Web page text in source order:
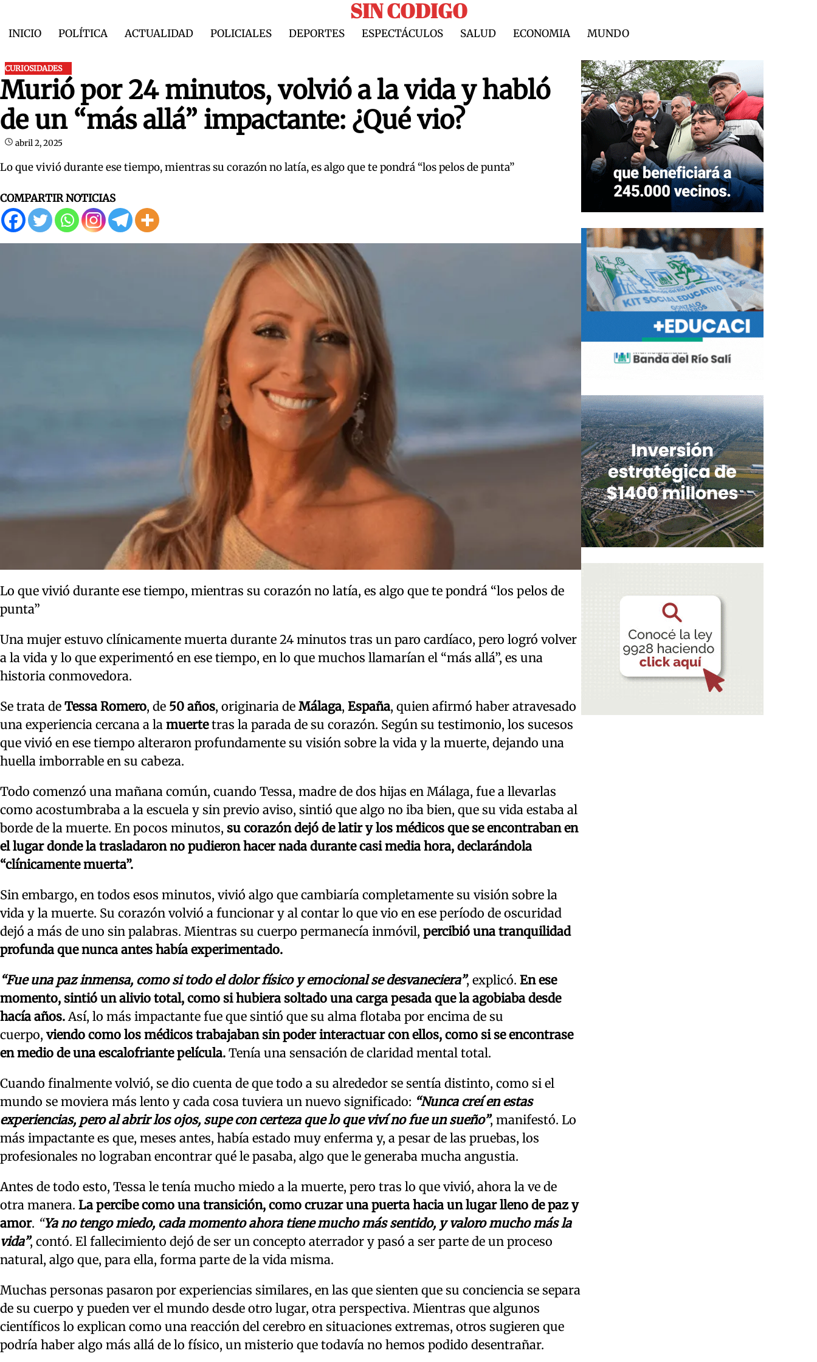
content
SIN CODIGO
INICIO POLÍTICA ACTUALIDAD POLICIALES DEPORTES ESPECTÁCULOS SALUD ECONOMIA MUNDO
CURIOSIDADES
Murió por 24 minutos, volvió a la vida y habló
de un “más allá” impactante: ¿Qué vio?
abril 2, 2025
Lo que vivió durante ese tiempo, mientras su corazón no latía, es algo que te pondrá “los pelos de punta”
COMPARTIR NOTICIAS
Lo que vivió durante ese tiempo, mientras su corazón no latía, es algo que te pondrá “los pelos de
punta”
Una mujer estuvo clínicamente muerta durante 24 minutos tras un paro cardíaco, pero logró volver
a la vida y lo que experimentó en ese tiempo, en lo que muchos llamarían el “más allá”, es una
historia conmovedora.
Se trata de Tessa Romero, de 50 años, originaria de Málaga, España, quien afirmó haber atravesado
una experiencia cercana a la muertetras la parada de su corazón. Según su testimonio, los sucesos
que vivió en ese tiempo alteraron profundamente su visión sobre la vida y la muerte, dejando una
huella imborrable en su cabeza.
Todo comenzó una mañana común, cuando Tessa, madre de dos hijas en Málaga, fue a llevarlas
como acostumbraba a la escuela y sin previo aviso, sintió que algo no iba bien, que su vida estaba al
borde de la muerte. En pocos minutos, su corazón dejó de latir y los médicos que se encontraban en
el lugar donde la trasladaron no pudieron hacer nada durante casi media hora, declarándola
“clínicamente muerta”.
Sin embargo, en todos esos minutos, vivió algo que cambiaría completamente su visión sobre la
vida y la muerte. Su corazón volvió a funcionar y al contar lo que vio en ese período de oscuridad
dejó a más de uno sin palabras. Mientras su cuerpo permanecía inmóvil, percibió una tranquilidad
profunda que nunca antes había experimentado.
“Fue una paz inmensa, como si todo el dolor físico y emocional se desvaneciera”, explicó. En ese
momento, sintió un alivio total, como si hubiera soltado una carga pesada que la agobiaba desde
hacía años.Así, lo más impactante fue que sintió que su alma flotaba por encima de su
cuerpo, viendo como los médicos trabajaban sin poder interactuar con ellos, como si se encontrase
en medio de una escalofriante película. Tenía una sensación de claridad mental total.
Cuando finalmente volvió, se dio cuenta de que todo a su alrededor se sentía distinto, como si el
mundo se moviera más lento y cada cosa tuviera un nuevo significado: “Nunca creí en estas
experiencias, pero al abrir los ojos, supe con certeza que lo que viví no fue un sueño”, manifestó. Lo
más impactante es que, meses antes, había estado muy enferma y, a pesar de las pruebas, los
profesionales no lograban encontrar qué le pasaba, algo que le generaba mucha angustia.
Antes de todo esto, Tessa le tenía mucho miedo a la muerte, pero tras lo que vivió, ahora la ve de
otra manera. La percibe como una transición, como cruzar una puerta hacia un lugar lleno de paz y
amor. “Ya no tengo miedo, cada momento ahora tiene mucho más sentido, y valoro mucho más la
vida”, contó. El fallecimiento dejó de ser un concepto aterrador y pasó a ser parte de un proceso
natural, algo que, para ella, forma parte de la vida misma.
Muchas personas pasaron por experiencias similares, en las que sienten que su conciencia se separa
de su cuerpo y pueden ver el mundo desde otro lugar, otra perspectiva. Mientras que algunos
científicos lo explican como una reacción del cerebro en situaciones extremas, otros sugieren que
podría haber algo más allá de lo físico, un misterio que todavía no hemos podido desentrañar.